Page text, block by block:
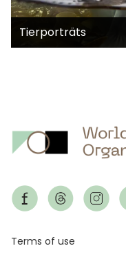
Tierporträts
Footer
Terms of use